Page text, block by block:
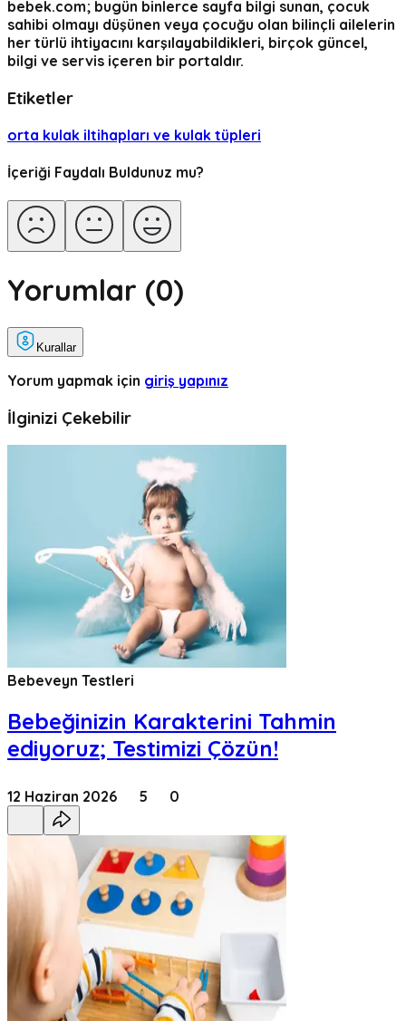
bebek.com; bugün binlerce sayfa bilgi sunan, çocuk
sahibi olmayı düşünen veya çocuğu olan bilinçli ailelerin
her türlü ihtiyacını karşılayabildikleri, birçok güncel,
bilgi ve servis içeren bir portaldır.
Etiketler
orta kulak iltihapları ve kulak tüpleri
İçeriği Faydalı Buldunuz mu?
Yorumlar (0)
Kurallar
Yorum yapmak için giriş yapınız
İlginizi Çekebilir
Bebeveyn Testleri
Bebeğinizin Karakterini Tahmin
ediyoruz; Testimizi Çözün!
12 Haziran 2026 5 0